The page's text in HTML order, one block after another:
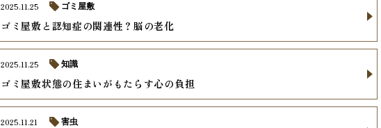
ゴミ屋敷と認知症の関連性？脳の老化
2025.11.25 ゴミ屋敷
ゴミ屋敷状態の住まいがもたらす心の負担
2025.11.25 知識
2025.11.21 害虫